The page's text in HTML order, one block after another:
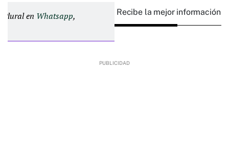
Plural en Whatsapp, Recibe la mejor información